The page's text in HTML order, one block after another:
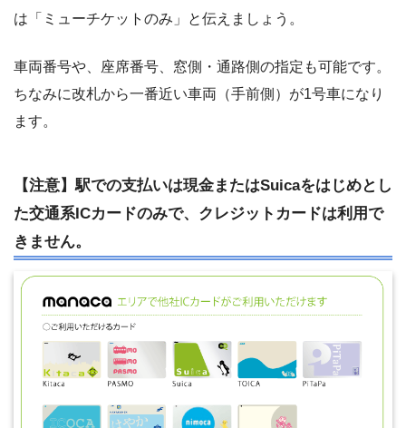
は「ミューチケットのみ」と伝えましょう。
車両番号や、座席番号、窓側・通路側の指定も可能です。
ちなみに改札から一番近い車両（手前側）が1号車になり
ます。
【注意】駅での支払いは現金またはSuicaをはじめとし
た交通系ICカードのみで、クレジットカードは利用で
きません。